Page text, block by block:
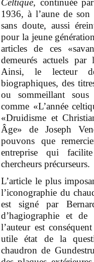
Celtique, continuée
1936, à l’aune de son
sans doute, aussi
pour la jeune
articles de ces
demeurés actuels
Ainsi, le lecteur
biographiques, des
ou sommeillant sous
comme «L’année
«Druidisme et
Âge» de Joseph
pouvons que
entreprise qui
chercheurs précurseurs.
L’article le plus
l’iconographie du
est signé par
d’hagiographie et
l’auteur est
utile état de la
chaudron de